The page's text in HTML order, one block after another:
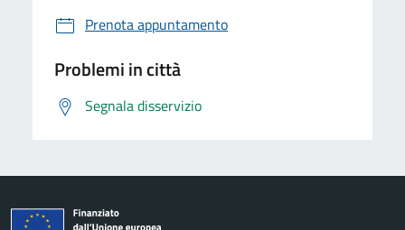
Prenota appuntamento
Problemi in città
Segnala disservizio